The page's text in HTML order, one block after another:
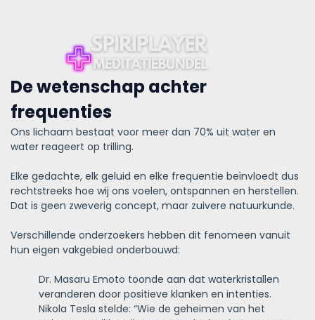
De wetenschap achter
frequenties
Ons lichaam bestaat voor meer dan 70% uit water en
water reageert op trilling.
Elke gedachte, elk geluid en elke frequentie beïnvloedt dus
rechtstreeks hoe wij ons voelen, ontspannen en herstellen.
Dat is geen zweverig concept, maar zuivere natuurkunde.
Verschillende onderzoekers hebben dit fenomeen vanuit
hun eigen vakgebied onderbouwd:
Dr. Masaru Emoto toonde aan dat waterkristallen
veranderen door positieve klanken en intenties.
Nikola Tesla stelde: “Wie de geheimen van het